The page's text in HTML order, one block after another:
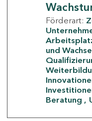
Förderart:
und
Beratung